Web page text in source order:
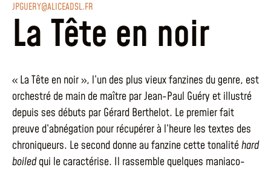
JPGUERY@ALICEADSL.FR
La Tête en noir
« La Tête en noir », l’un des plus vieux fanzines du genre, est
orchestré de main de maître par Jean-Paul Guéry et illustré
depuis ses débuts par Gérard Berthelot. Le premier fait
preuve d’abnégation pour récupérer à l’heure les textes des
chroniqueurs. Le second donne au fanzine cette tonalitéhard
boiledqui le caractérise. Il rassemble quelques maniaco-